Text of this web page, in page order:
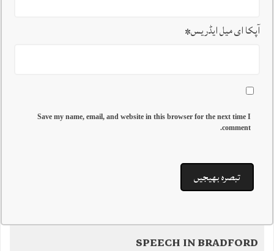
آپکا ای میل ایڈریس*
Save my name, email, and website in this browser for the next time I
comment.
SPEECH IN BRADFORD